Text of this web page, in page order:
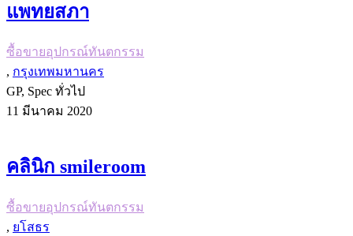
แพทยสภา
ซื้อขายอุปกรณ์ทันตกรรม
, กรุงเทพมหานคร
GP, Spec ทั่วไป
11 มีนาคม 2020
คลินิก smileroom
ซื้อขายอุปกรณ์ทันตกรรม
, ยโสธร